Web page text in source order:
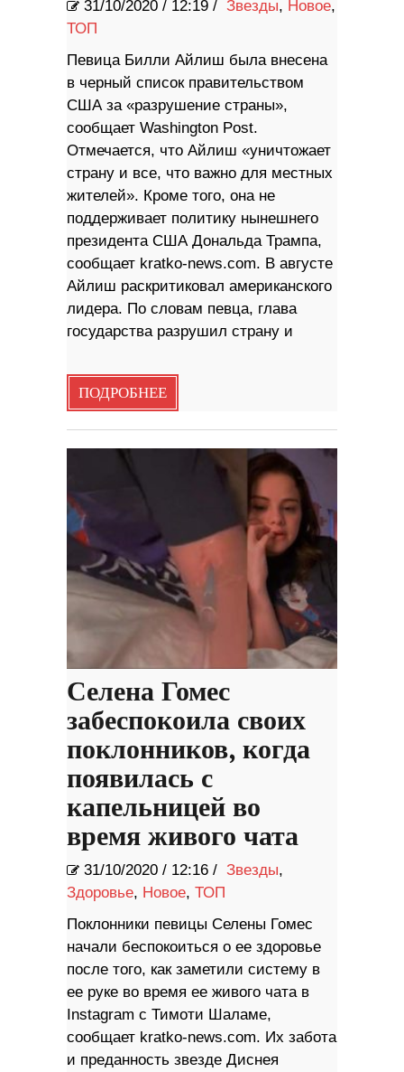
31/10/2020 / 12:19 / Звезды, Новое,
ТОП
Певица Билли Айлиш была внесена
в черный список правительством
США за «разрушение страны»,
сообщает Washington Post.
Отмечается, что Айлиш «уничтожает
страну и все, что важно для местных
жителей». Кроме того, она не
поддерживает политику нынешнего
президента США Дональда Трампа,
сообщает kratko-news.com. В августе
Айлиш раскритиковал американского
лидера. По словам певца, глава
государства разрушил страну и
ПОДРОБНЕЕ
Селена Гомес
забеспокоила своих
поклонников, когда
появилась с
капельницей во
время живого чата
31/10/2020 / 12:16 / Звезды,
Здоровье, Новое, ТОП
Поклонники певицы Селены Гомес
начали беспокоиться о ее здоровье
после того, как заметили систему в
ее руке во время ее живого чата в
Instagram с Тимоти Шаламе,
сообщает kratko-news.com. Их забота
и преданность звезде Диснея